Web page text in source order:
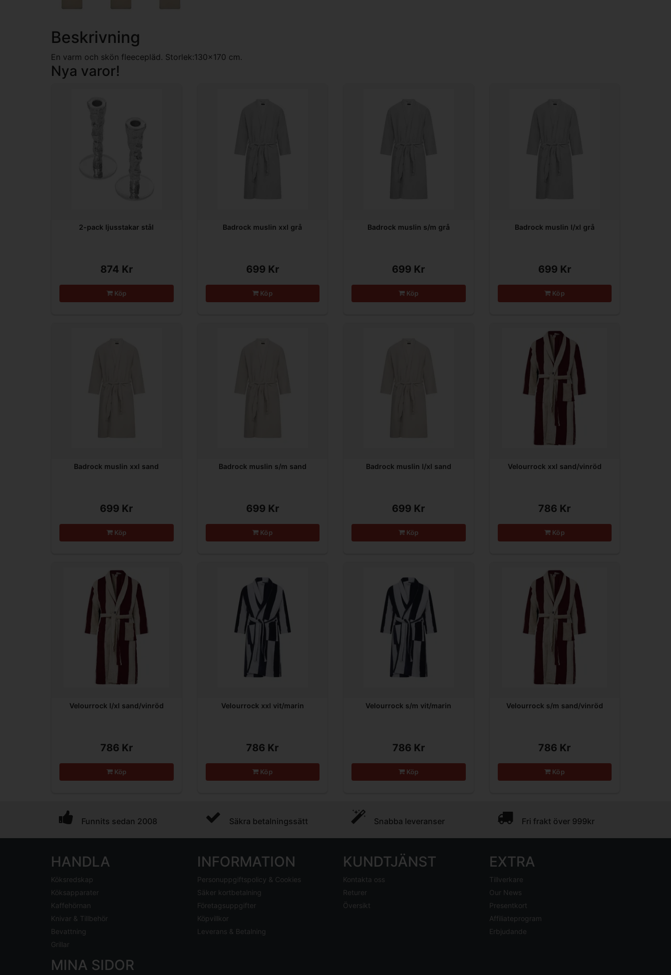
Beskrivning
En varm och skön fleecepläd. Storlek:130x170 cm.
Nya varor!
2-pack ljusstakar stål
874 Kr
Köp
Badrock muslin xxl grå
699 Kr
Köp
Badrock muslin s/m grå
699 Kr
Köp
Badrock muslin l/xl grå
699 Kr
Köp
Badrock muslin xxl sand
699 Kr
Köp
Badrock muslin s/m sand
699 Kr
Köp
Badrock muslin l/xl sand
699 Kr
Köp
Velourrock xxl sand/vinröd
786 Kr
Köp
Velourrock l/xl sand/vinröd
786 Kr
Köp
Velourrock xxl vit/marin
786 Kr
Köp
Velourrock s/m vit/marin
786 Kr
Köp
Velourrock s/m sand/vinröd
786 Kr
Köp
Funnits sedan 2008 Säkra betalningssätt Snabba leveranser Fri frakt över 999kr
HANDLA
Köksredskap
Köksapparater
Kaffehörnan
Knivar & Tillbehör
Bevattning
Grillar
INFORMATION
Personuppgiftspolicy & Cookies
Säker kortbetalning
Företagsuppgifter
Köpvillkor
Leverans & Betalning
KUNDTJÄNST
Kontakta oss
Returer
Översikt
EXTRA
Tillverkare
Our News
Presentkort
Affiliateprogram
Erbjudande
MINA SIDOR